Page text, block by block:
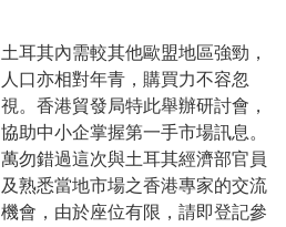
土耳其內需較其他歐盟地區強勁，
人口亦相對年青，購買力不容忽
視。香港貿發局特此舉辦研討會，
協助中小企掌握第一手市場訊息。
萬勿錯過這次與土耳其經濟部官員
及熟悉當地市場之香港專家的交流
機會，由於座位有限，請即登記參